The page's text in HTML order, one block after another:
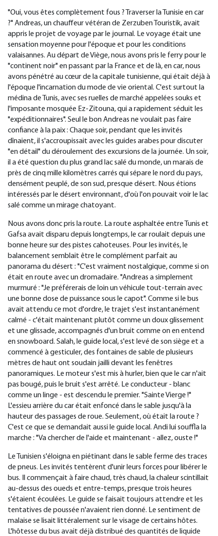
"Oui, vous êtes complètement fous ? Traverser la Tunisie en car
?" Andreas, un chauffeur vétéran de Zerzuben Touristik, avait
appris le projet de voyage par le journal. Le voyage était une
sensation moyenne pour l'époque et pour les conditions
valaisannes. Au départ de Viège, nous avons pris le ferry pour le
"continent noir" en passant par la France et de là, en car, nous
avons pénétré au cœur de la capitale tunisienne, qui était déjà à
l'époque l'incarnation du mode de vie oriental. C'est surtout la
médina de Tunis, avec ses ruelles de marché appelées souks et
l'imposante mosquée Ez-Zitouna, qui a rapidement séduit les
"expéditionnaires". Seul le bon Andreas ne voulait pas faire
confiance à la paix : Chaque soir, pendant que les invités
dînaient, il s'accroupissait avec les guides arabes pour discuter
"en détail" du déroulement des excursions de la journée. Un soir,
il a été question du plus grand lac salé du monde, un marais de
près de cinq mille kilomètres carrés qui sépare le nord du pays,
densément peuplé, de son sud, presque désert. Nous étions
intéressés par le désert environnant, d'où l'on pouvait voir le lac
salé comme un mirage chatoyant.
Nous avons donc pris la route. La route asphaltée entre Tunis et
Gafsa avait disparu depuis longtemps, le car roulait depuis une
bonne heure sur des pistes cahoteuses. Pour les invités, le
balancement semblait être le complément parfait au
panorama du désert : "C'est vraiment nostalgique, comme si on
était en route avec un dromadaire. "Andreas a simplement
murmuré : "Je préférerais de loin un véhicule tout-terrain avec
une bonne dose de puissance sous le capot". Comme si le bus
avait attendu ce mot d'ordre, le trajet s'est instantanément
calmé - c'était maintenant plutôt comme un doux glissement
et une glissade, accompagnés d'un bruit comme on en entend
en snowboard. Salah, le guide local, s'est levé de son siège et a
commencé à gesticuler, des fontaines de sable de plusieurs
mètres de haut ont soudain jailli devant les fenêtres
panoramiques. Le moteur s'est mis à hurler, bien que le car n'ait
pas bougé, puis le bruit s'est arrêté. Le conducteur - blanc
comme un linge - est descendu le premier. "Sainte Vierge !"
L'essieu arrière du car était enfoncé dans le sable jusqu'à la
hauteur des passages de roue. Seulement, où était la route ?
C'est ce que se demandait aussi le guide local. Andi lui souffla la
marche : "Va chercher de l'aide et maintenant - allez, ouste !"
Le Tunisien s'éloigna en piétinant dans le sable ferme des traces
de pneus. Les invités tentèrent d'unir leurs forces pour libérer le
bus. Il commençait à faire chaud, très chaud, la chaleur scintillait
au-dessus des oueds et entre-temps, presque trois heures
s'étaient écoulées. Le guide se faisait toujours attendre et les
tentatives de poussée n'avaient rien donné. Le sentiment de
malaise se lisait littéralement sur le visage de certains hôtes.
L'hôtesse du bus avait déjà distribué des quantités de liquide